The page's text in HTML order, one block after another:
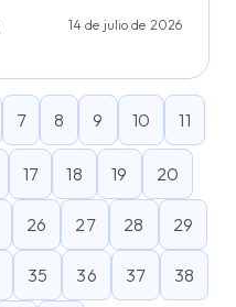
14 de julio de 2026
7 8 9 10 11
17 18 19 20
26 27 28 29
35 36 37 38